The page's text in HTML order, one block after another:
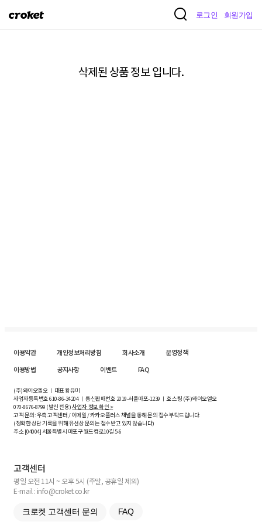
크
로그인 회원가입
삭제된 상품 정보 입니다.
이용약관 개인정보처리방침 회사소개
운영정책
이용방법
공지사항 이벤트 FAQ
(주)와이오엘오 ㅣ 대표 황유미
사업자등록번호610-86-34204ㅣ 통신판매번호 2019-서울마포-1239 ㅣ 호스팅 (주)와이오엘오
070-8676-8799 (발신 전용)사업자 정보 확인 >
고객 문의: 우측 고객센터 / 이메일 / 카카오플러스 채널을 통해 문의 접수 부탁드립니다.
(정확한 상담 기록을 위해 유선상 문의는 접수받고 있지 않습니다)
주소 [04004] 서울특별시 마포구 월드컵로10길5-6
고객센터
평일 오전 11시 ~ 오후 5시 (주말, 공휴일 제외)
E-mail : info@croket.co.kr
크로켓 고객센터 문의 FAQ